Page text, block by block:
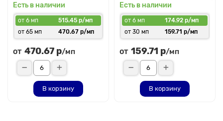
Есть в наличии
от 6 мп
515.45 р/мп
от 65 мп
470.67 р/мп
от 470.67 р/мп
В корзину
Есть в наличии
от 6 мп
174.92 р/мп
от 30 мп
159.71 р/мп
от 159.71 р/мп
В корзину